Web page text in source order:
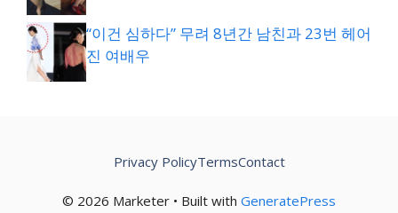
“이건 심하다” 무려 8년간 남친과 23번 헤어
진 여배우
© 2026 Marketer • Built with GeneratePress
Privacy PolicyTermsContact